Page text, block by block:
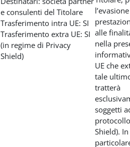
e consulenti del Titolare
Trasferimento intra UE: SI
Trasferimento extra UE: SI
(in regime di Privacy
Shield)
alle
nella
UE che
tale
tratterà
soggetti
Shield). In